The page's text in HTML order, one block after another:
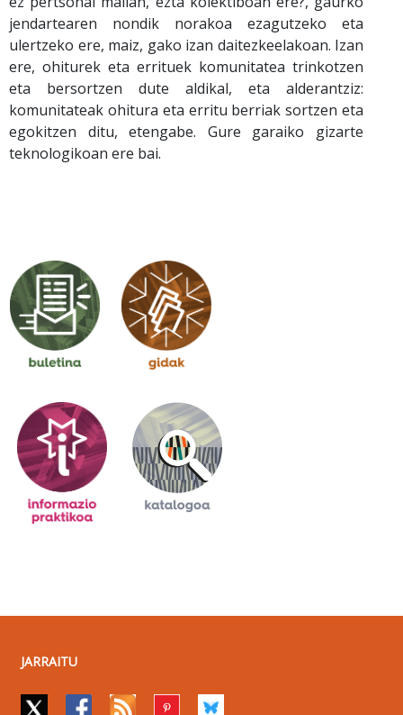
jendartearen nondik norakoa ezagutzeko eta
ulertzeko ere, maiz, gako izan daitezkeelakoan. Izan
ere, ohiturek eta errituek komunitatea trinkotzen
eta bersortzen dute aldikal, eta alderantziz:
komunitateak ohitura eta erritu berriak sortzen eta
egokitzen ditu, etengabe. Gure garaiko gizarte
teknologikoan ere bai.
JARRAITU